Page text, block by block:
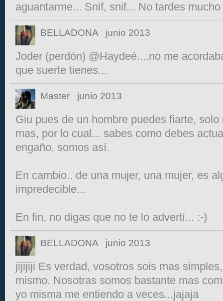
aguantarme... Snif, snif... No tardes
BELLADONA junio 2013
Joder (perdón) @Haydeé....no me
que suerte tienes...
Master junio 2013
Giu pues de un hombre puedes fiarte,
mas, por lo cual... sabes como debes
engaño, somos así.
En cambio.. de una mujer, una mujer, es
impredecible...
En fin, no digas que no te lo advertí... :-)
BELLADONA junio 2013
jijijiji Es verdad, vosotros sois mas
mismo. Nosotras somos bastante mas
yo misma me entiendo a veces...jajaja